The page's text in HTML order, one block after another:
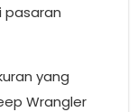
pasaran
yang
Wrangler